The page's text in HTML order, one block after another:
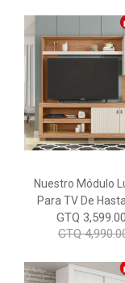
Nuestro Módulo
Para TV De
GTQ 3,599.00
GTQ